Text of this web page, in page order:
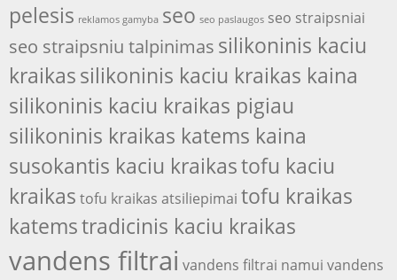
pelesis reklamos gamyba seo seo paslaugos seo straipsniai
seo straipsniu talpinimas silikoninis kaciu
kraikassilikoninis kaciu kraikas kaina
silikoninis kaciu kraikas pigiau
silikoninis kraikas katems kaina
susokantis kaciu kraikastofu kaciu
kraikas tofu kraikas atsiliepimai tofu kraikas
katemstradicinis kaciu kraikas
vandens filtrai vandens filtrai namui vandens